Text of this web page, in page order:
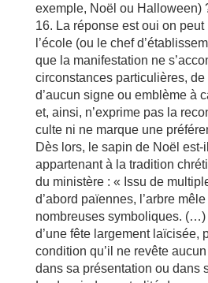
exemple, Noël ou Halloween)
16. La réponse est oui on
l’école (ou le chef
que la manifestation ne
circonstances particulières, de
d’aucun signe ou emblème à
et, ainsi, n’exprime pas la
culte ni ne marque une
Dès lors, le sapin de Noël
appartenant à la tradition
du ministère : « Issu de
d’abord païennes, l’arbre
nombreuses symboliques.
d’une fête largement laïcisée,
condition qu’il ne revête
dans sa présentation ou dans